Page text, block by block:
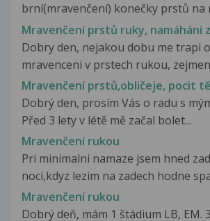
brní(mravenčení) konečky prstů na
Mravenčení prstů ruky, namáhání
Dobry den, nejakou dobu me trapi
mravenceni v prstech rukou,
Mravenčení prstů,obličeje, pocit
Dobrý den, prosím Vás o radu s
Před 3 lety v létě mě začal bolet...
Mravenčení rukou
Pri minimalni namaze jsem hned
noci,kdyz lezim na zadech hodne
Mravenčení rukou
Dobrý deň, mám 1 štádium LB, EM.